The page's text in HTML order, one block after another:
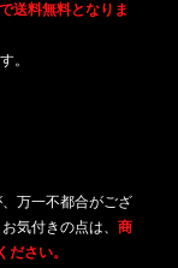
送料無料となりま
。
万一不都合がござ
気付きの点は、 商
さい。